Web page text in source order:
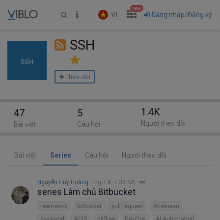
VI
new
Đăng nhập/Đăng ký
SSH
Theo dõi
Bài viết Series Câu hỏi Người theo dõi
Nguyễn Huy Hoàng thg 7 8, 7:35 SA
series Làm chủ Bitbucket
teamwork bitbucket pull request
Atlassian
47
Bài viết
5
Câu hỏi
1.4K
Người theo dõi